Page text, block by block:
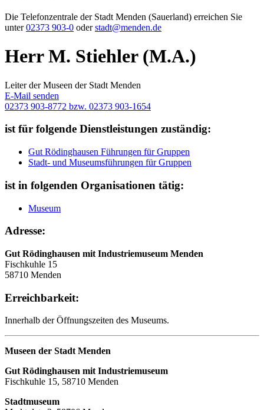
Die Telefonzentrale der Stadt Menden (Sauerland) erreichen Sie
unter02373 903-0 oderstadt@menden.de
Herr M. Stiehler (M.A.)
Leiter der Museen der Stadt Menden
E-Mail senden
02373 903-8772 bzw. 02373 903-1654
ist für folgende Dienstleistungen zuständig:
Gut Rödinghausen Führungen für Gruppen
Stadt- und Museumsführungen für Gruppen
ist in folgenden Organisationen tätig:
Museum
Adresse:
Gut Rödinghausen mit Industriemuseum Menden
Fischkuhle 15
58710 Menden
Erreichbarkeit:
Innerhalb der Öffnungszeiten des Museums.
Museen der Stadt Menden
Gut Rödinghausen mit Industriemuseum
Fischkuhle 15, 58710 Menden
Stadtmuseum